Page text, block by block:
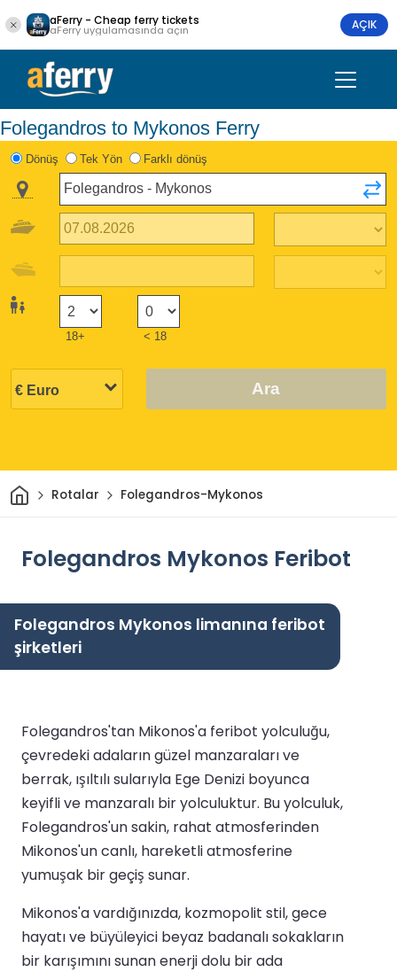
aFerry - Cheap ferry tickets
aFerry uygulamasında açın AÇIK
Folegandros to Mykonos Ferry
Dönüş Tek Yön Farklı dönüş
18+ < 18
Ara
Ev Rotalar Folegandros-Mykonos
Folegandros Mykonos Feribot
Folegandros Mykonos limanına feribot
şirketleri
Folegandros'tan Mikonos'a feribot yolculuğu,
çevredeki adaların güzel manzaraları ve
berrak, ışıltılı sularıyla Ege Denizi boyunca
keyifli ve manzaralı bir yolculuktur. Bu yolculuk,
Folegandros'un sakin, rahat atmosferinden
Mikonos'un canlı, hareketli atmosferine
yumuşak bir geçiş sunar.
Mikonos'a vardığınızda, kozmopolit stil, gece
hayatı ve büyüleyici beyaz badanalı sokakların
bir karışımını sunan enerji dolu bir ada